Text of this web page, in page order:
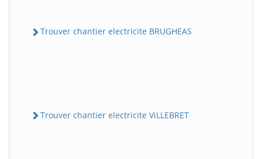
Trouver chantier electricite BRUGHEAS
Trouver chantier electricite ViLLEBRET